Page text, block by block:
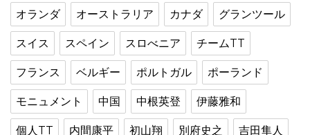
オランダ オーストラリア カナダ グランツール
スイス スペイン スロべニア チームTT
フランス ベルギー ポルトガル ポーランド
モニュメント 中国 中根英登 伊藤雅和
個人TT 内間康平 初山翔 別府史之 吉田隼人